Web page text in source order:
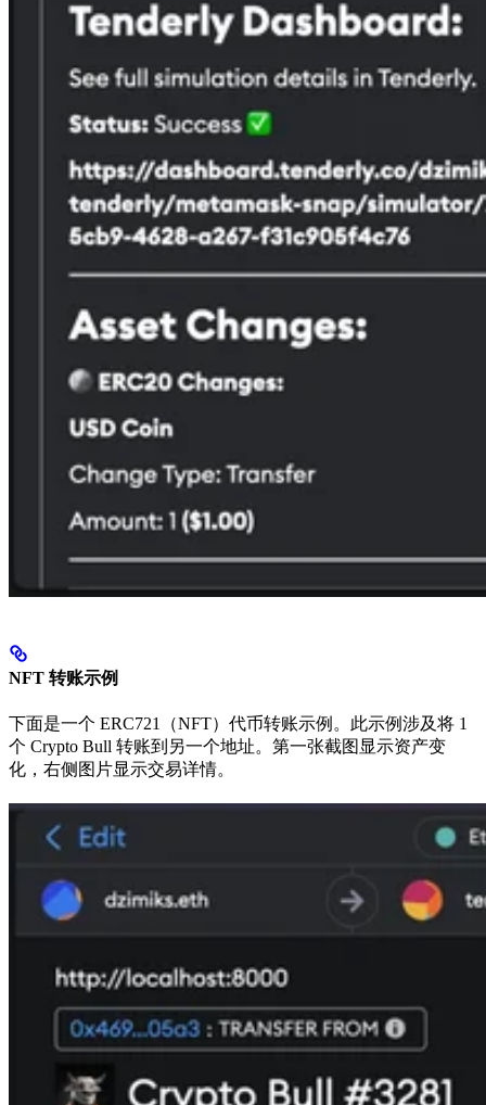
NFT 转账示例
下面是一个 ERC721（NFT）代币转账示例。此示例涉及将 1
个 Crypto Bull 转账到另一个地址。第一张截图显示资产变
化，右侧图片显示交易详情。